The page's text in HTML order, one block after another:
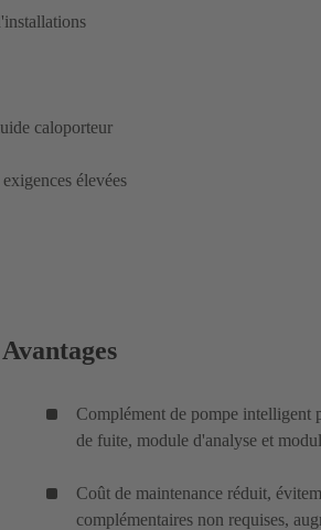
caloporteur
élevées
Avantages
Complément de pompe intelligent
de fuite, module d'analyse et
Coût de maintenance réduit,
complémentaires non requises,